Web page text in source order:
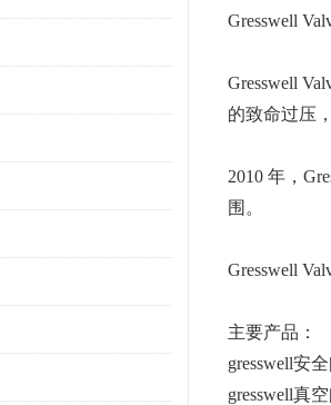
Gresswell
Gresswell
的致命过压
2010 年，
围。
Gresswell
主要产品：
gresswell安
gresswell真